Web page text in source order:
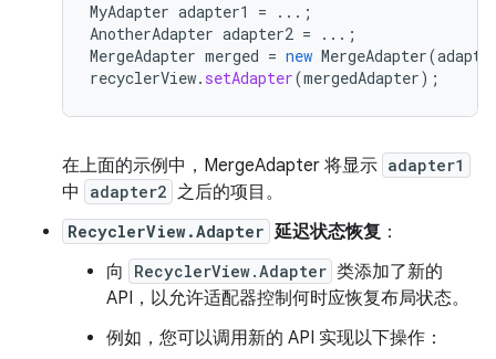
MyAdapter adapter1 =
...;
AnotherAdapter adapter2 =
...;
MergeAdapter merged = new MergeAdapter(
recyclerView. setAdapter(mergedAdapter);
在上面的示例中，MergeAdapter 将显示 adapter1
中 adapter2 之后的项目。
RecyclerView.Adapter 延迟状态恢复 ：
向
RecyclerView.Adapter 类添加了新的
API，以允许适配器控制何时应恢复布局状态。
例如，您可以调用新的 API 实现以下操作：